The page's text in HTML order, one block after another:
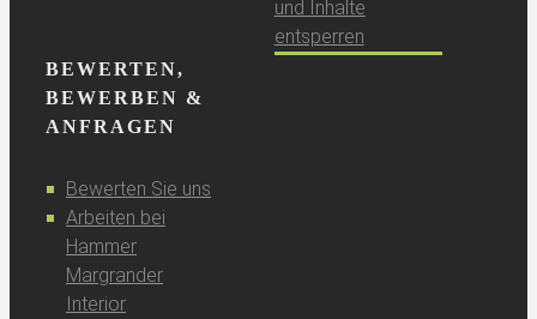
und Inhalte
entsperren
BEWERTEN,
BEWERBEN &
ANFRAGEN
Bewerten Sie uns
Arbeiten bei
Hammer
Margrander
Interior